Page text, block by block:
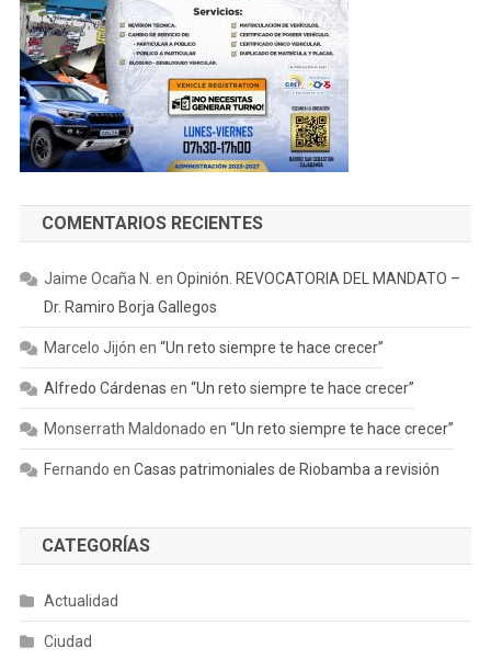
COMENTARIOS RECIENTES
Jaime Ocaña N. en Opinión. REVOCATORIA DEL MANDATO –
Dr. Ramiro Borja Gallegos
Marcelo Jijón en “Un reto siempre te hace crecer”
Alfredo Cárdenas en “Un reto siempre te hace crecer”
Monserrath Maldonado en “Un reto siempre te hace crecer”
Fernando en Casas patrimoniales de Riobamba a revisión
CATEGORÍAS
Actualidad
Ciudad